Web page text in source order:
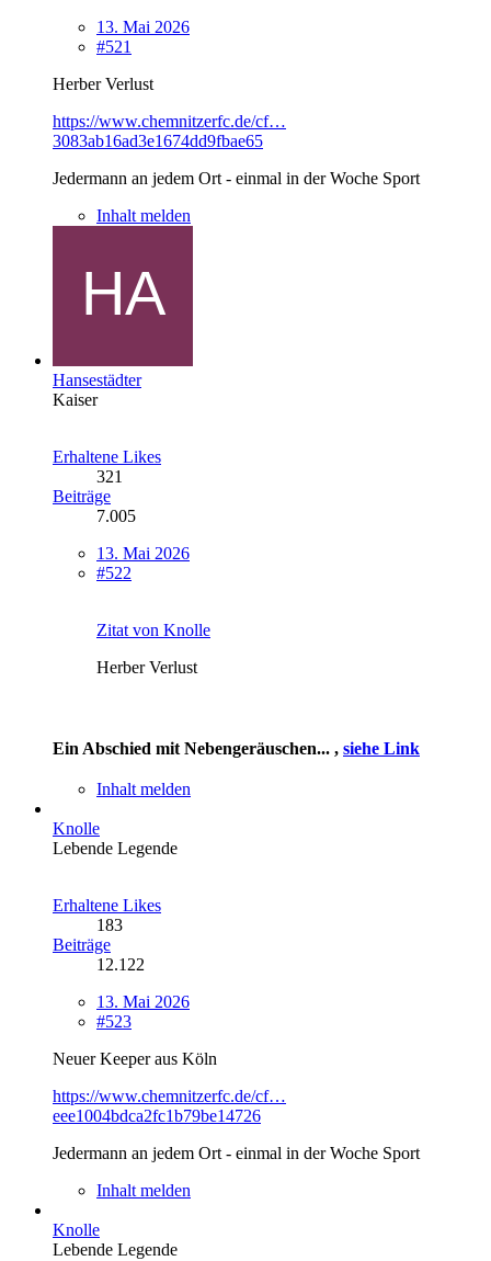
13. Mai 2026
#521
Herber Verlust
https://www.chemnitzerfc.de/cf…
3083ab16ad3e1674dd9fbae65
Jedermann an jedem Ort - einmal in der Woche Sport
Inhalt melden
Hansestädter
Kaiser
Erhaltene Likes
321
Beiträge
7.005
13. Mai 2026
#522
Zitat von Knolle
Herber Verlust
Ein Abschied mit Nebengeräuschen... , siehe Link
Inhalt melden
Knolle
Lebende Legende
Erhaltene Likes
183
Beiträge
12.122
13. Mai 2026
#523
Neuer Keeper aus Köln
https://www.chemnitzerfc.de/cf…
eee1004bdca2fc1b79be14726
Jedermann an jedem Ort - einmal in der Woche Sport
Inhalt melden
Knolle
Lebende Legende